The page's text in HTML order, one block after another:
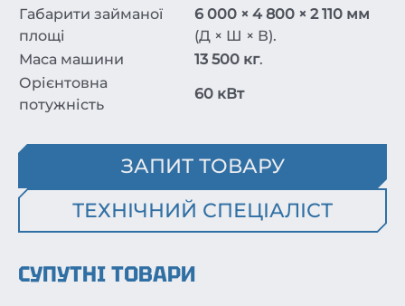
Габарити займаної
площі
6 000 × 4 800 × 2 110 мм
(Д × Ш × В).
Маса машини
13 500 кг.
Орієнтовна
потужність
60 кВт
ЗАПИТ ТОВАРУ
ТЕХНІЧНИЙ СПЕЦІАЛІСТ
СУПУТНІ ТОВАРИ